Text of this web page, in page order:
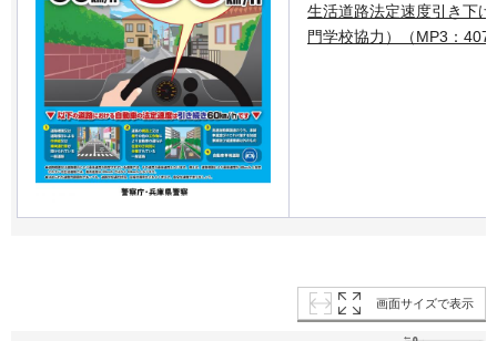
生活道路法定速度引き下
門学校協力）（MP3：
画面サイズで表示